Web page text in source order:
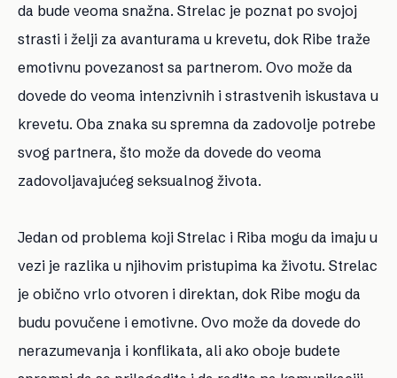
da bude veoma snažna. Strelac je poznat po svojoj
strasti i želji za avanturama u krevetu, dok Ribe traže
emotivnu povezanost sa partnerom. Ovo može da
dovede do veoma intenzivnih i strastvenih iskustava u
krevetu. Oba znaka su spremna da zadovolje potrebe
svog partnera, što može da dovede do veoma
zadovoljavajućeg seksualnog života.
Jedan od problema koji Strelac i Riba mogu da imaju u
vezi je razlika u njihovim pristupima ka životu. Strelac
je obično vrlo otvoren i direktan, dok Ribe mogu da
budu povučene i emotivne. Ovo može da dovede do
nerazumevanja i konflikata, ali ako oboje budete